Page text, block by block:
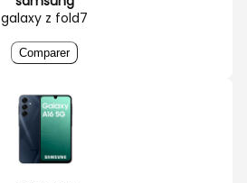
galaxy z fold7
Comparer